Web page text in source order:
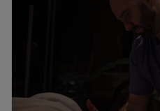
Six Mondes de Beauté, situé
Irina et son équipe offrent